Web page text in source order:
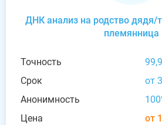
ДНК анализ на родство дядя/
племянница
Точность
Срок
от
Анонимность
Цена
от